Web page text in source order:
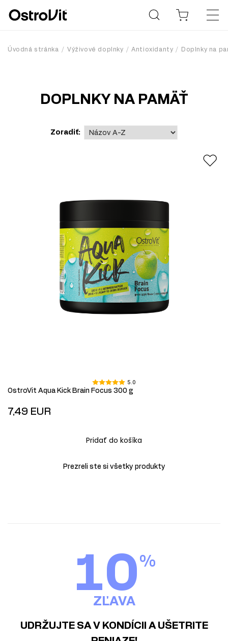
Úvodná stránka Výživové doplnky Antioxidanty Doplnky na
DOPLNKY NA PAMÄŤ
Zoradiť:
5.0
OstroVit Aqua Kick Brain Focus 300 g
7,49 EUR
Pridať do košíka
Prezreli ste si všetky produkty
10%
ZĽAVA
UDRŽUJTE SA V KONDÍCII A UŠETRITE